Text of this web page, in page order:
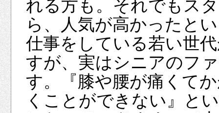
れる方も。それでもス
ら、人気が高かったと
仕事をしている若い世
すが、実はシニアのフ
す。『膝や腰が痛くて
くことができない』と